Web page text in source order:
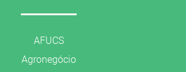
AFUCS
Agronegócio